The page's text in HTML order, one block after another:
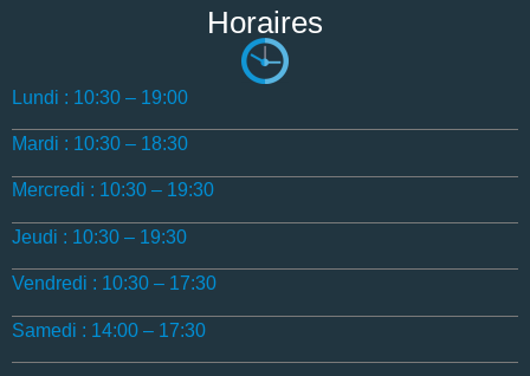
Horaires
Lundi : 10:30 – 19:00
Mardi : 10:30 – 18:30
Mercredi : 10:30 – 19:30
Jeudi : 10:30 – 19:30
Vendredi : 10:30 – 17:30
Samedi : 14:00 – 17:30